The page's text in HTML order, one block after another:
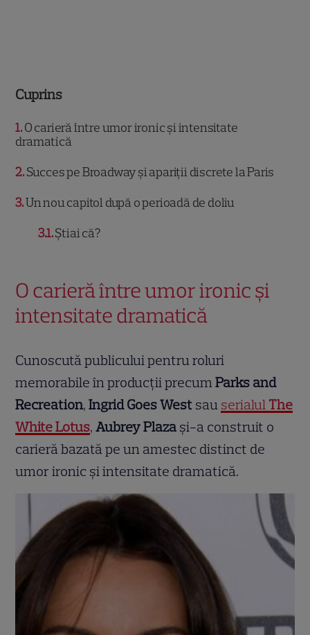
Cuprins
1 O carieră între umor ironic și intensitate
dramatică
2 Succes pe Broadway și apariții discrete la Paris
3 Un nou capitol după o perioadă de doliu
3.1Știai că?
O carieră între umor ironic și
intensitate dramatică
Cunoscută publicului pentru roluri
memorabile în producții precumParks and
Recreation,Ingrid Goes West sau serialul The
White Lotus,Aubrey Plaza și-a construit o
carieră bazată pe un amestec distinct de
umor ironic și intensitate dramatică.